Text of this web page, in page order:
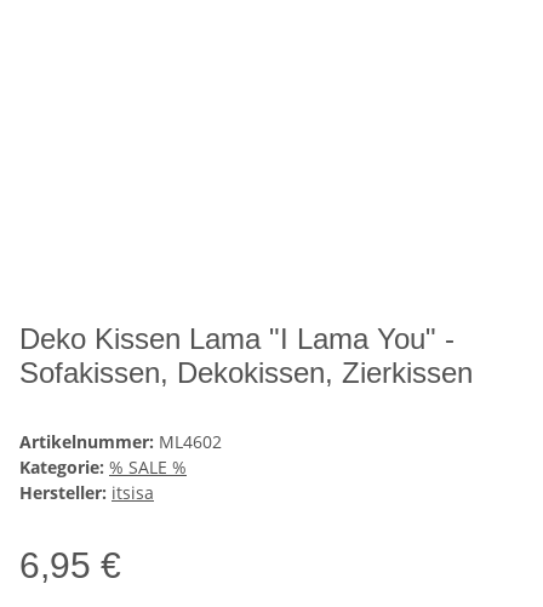
Deko Kissen Lama "I Lama You" -
Sofakissen, Dekokissen, Zierkissen
Artikelnummer: ML4602
Kategorie: % SALE %
Hersteller: itsisa
6,95 €